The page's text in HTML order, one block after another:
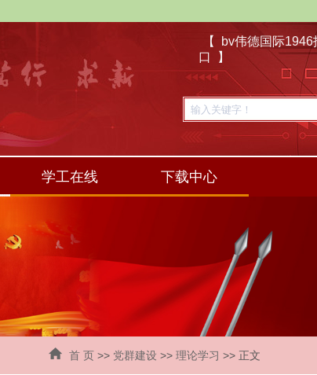
【 bv伟德国际
口 】
学工在线 下载中心
首 页 >> 党群建设 >> 理论学习 >> 正文